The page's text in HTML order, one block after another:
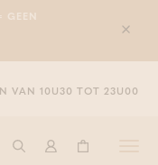
GEEN
Sluit
VAN 10U30 TOT 23U00
Start met zoeken
Aanmelden